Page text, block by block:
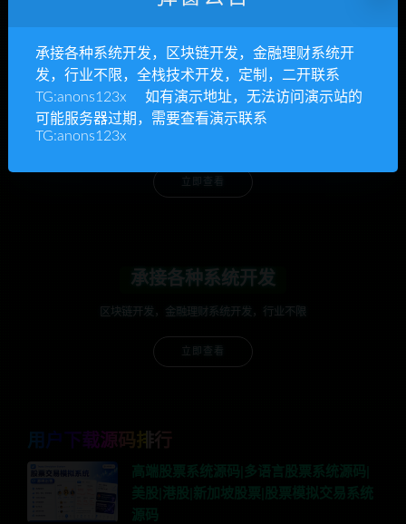
anons123x
开通VIP或充值联系Telegram客服
承接各种系统开发
区块链开发，金融理财系统开发，行业不限
用户下载源码排行
高端股票系统源码|多语言股票系统源码|
美股|港股|新加坡股票|股票模拟交易系统
源码
承接各种系统开发，区块链开发，金融理财系统开
发，行业不限，全栈技术开发，定制，二开联系
TG:anons123x 如有演示地址，无法访问演示站的
可能服务器过期，需要查看演示联系
TG:anons123x